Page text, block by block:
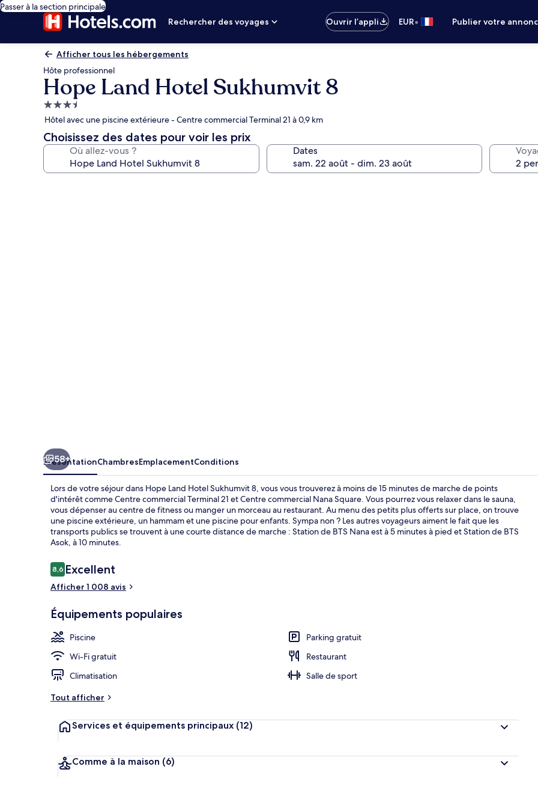
Passer à la section principale
Rechercher des voyages
Ouvrir l’appli EUR• Publier votre
Afficher tous les hébergements
Hôte professionnel
Hope Land Hotel Sukhumvit 8
Hébergement
3.5 étoiles
Hôtel avec une piscine extérieure - Centre commercial Terminal 21 à 0,9 km
Choisissez des dates pour voir les prix
Où allez-vous ? Dates
Hall
58+
PrésentationChambresEmplacementConditions
Lors de votre séjour dans Hope Land Hotel Sukhumvit 8, vous vous trouverez à moins de 15 minutes de marche de points
d'intérêt comme Centre commercial Terminal 21 et Centre commercial Nana Square. Vous pourrez vous relaxer dans le sauna,
vous dépenser au centre de fitness ou manger un morceau au restaurant. Au menu des petits plus offerts sur place, on trouve
une piscine extérieure, un hammam et une piscine pour enfants. Sympa non ? Les autres voyageurs aiment le fait que les
transports publics se trouvent à une courte distance de marche : Station de BTS Nana est à 5 minutes à pied et Station de BTS
Asok, à 10 minutes.
Avis
voyageurs
8,68,6 sur 10
Excellent
Afficher 1 008 avis
Équipements populaires
Piscine
Parking gratuit
Wi-Fi gratuit
Restaurant
Climatisation
Salle de sport
Tout afficher
Services et équipements principaux (12)
Comme à la maison (6)